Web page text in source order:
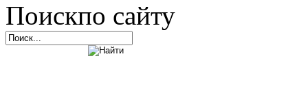
Поискпо сайту